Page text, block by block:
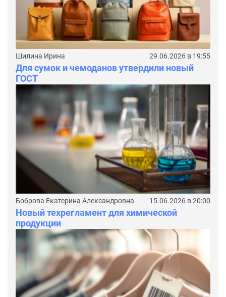
Шилина Ирина 29.06.2026 в 19:55
Для сумок и чемоданов утвердили новый
ГОСТ
Боброва Екатерина Александровна 15.06.2026 в 20:00
Новый техрегламент для химической
продукции